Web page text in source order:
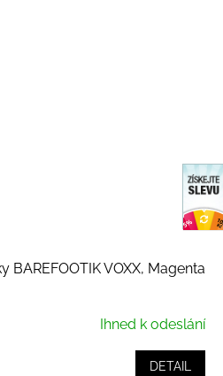
BAREFOOTIK VOXX, Magenta
Ihned k odeslání
DETAIL